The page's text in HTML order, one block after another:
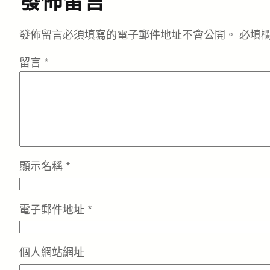
發佈留言必須填寫的電子郵件地址不會公開。 必填
留言 *
顯示名稱 *
電子郵件地址 *
個人網站網址